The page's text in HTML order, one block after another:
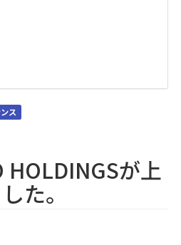
ス
HOLDINGSが上
た。